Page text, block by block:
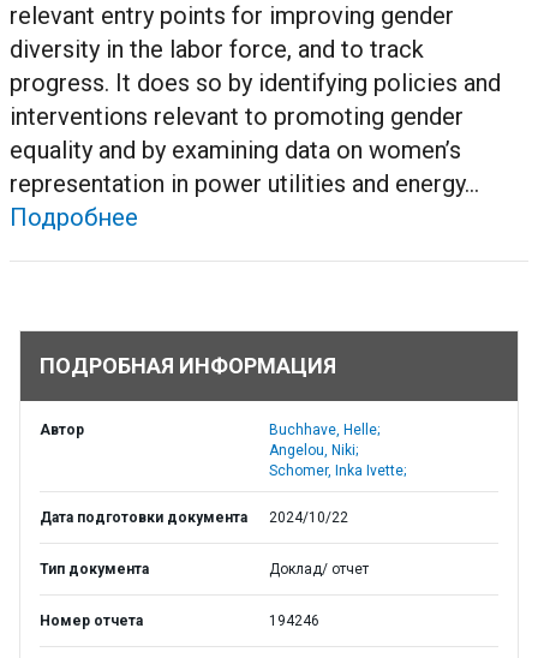
relevant entry points for improving gender
diversity in the labor force, and to track
progress. It does so by identifying policies and
interventions relevant to promoting gender
equality and by examining data on women’s
representation in power utilities and energy...
Подробнее
ПОДРОБНАЯ ИНФОРМАЦИЯ
Автор
Buchhave, Helle;
Angelou, Niki;
Schomer, Inka Ivette;
Дата подготовки документа 2024/10/22
Тип документа Доклад/ отчет
Номер отчета 194246